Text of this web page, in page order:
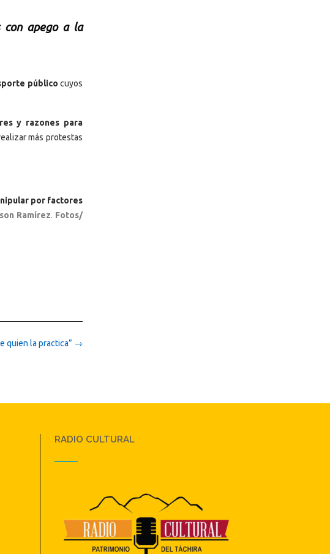
con apego a la
público cuyos
y razones para
más protestas
por factores
Ramírez. Fotos/
quien la practica” →
RADIO CULTURAL